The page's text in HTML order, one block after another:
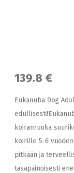
139.8 €
Eukanuba Dog
koiranruoka
koirille 5-6
pitkään ja
tasapainoisesti